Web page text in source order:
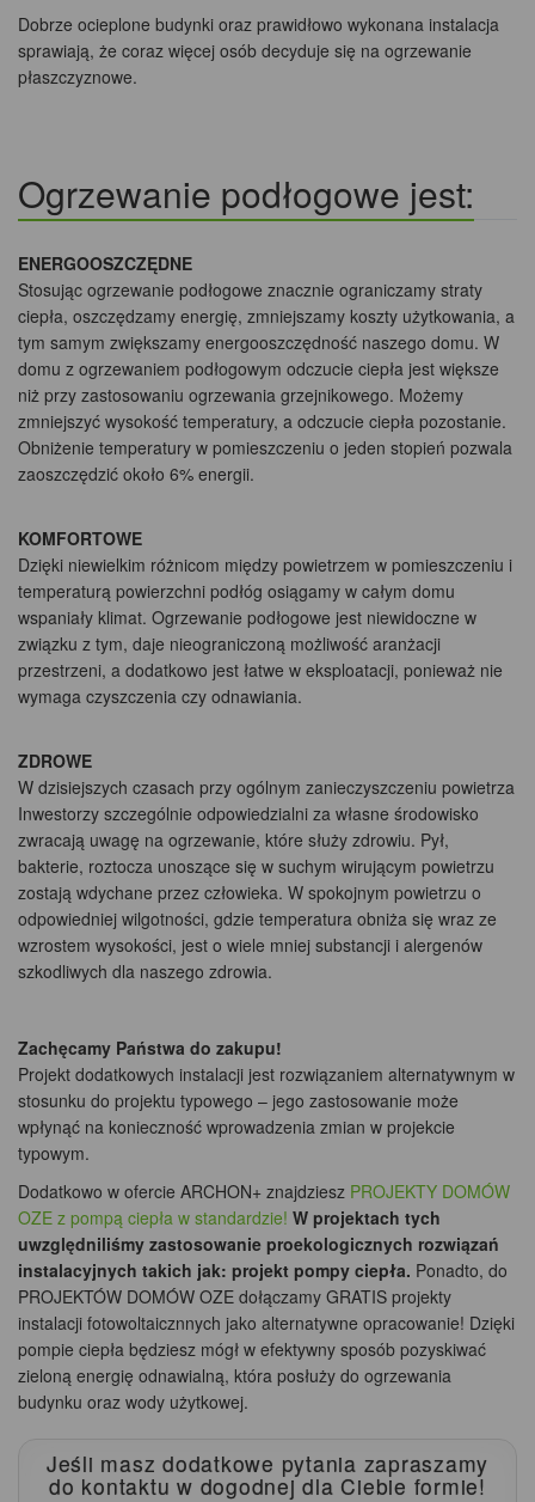
Dobrze ocieplone budynki oraz prawidłowo wykonana instalacja
sprawiają, że coraz więcej osób decyduje się na ogrzewanie
płaszczyznowe.
Ogrzewanie podłogowe jest:
ENERGOOSZCZĘDNE
Stosując ogrzewanie podłogowe znacznie ograniczamy straty
ciepła, oszczędzamy energię, zmniejszamy koszty użytkowania, a
tym samym zwiększamy energooszczędność naszego domu. W
domu z ogrzewaniem podłogowym odczucie ciepła jest większe
niż przy zastosowaniu ogrzewania grzejnikowego. Możemy
zmniejszyć wysokość temperatury, a odczucie ciepła pozostanie.
Obniżenie temperatury w pomieszczeniu o jeden stopień pozwala
zaoszczędzić około 6% energii.
KOMFORTOWE
Dzięki niewielkim różnicom między powietrzem w pomieszczeniu i
temperaturą powierzchni podłóg osiągamy w całym domu
wspaniały klimat. Ogrzewanie podłogowe jest niewidoczne w
związku z tym, daje nieograniczoną możliwość aranżacji
przestrzeni, a dodatkowo jest łatwe w eksploatacji, ponieważ nie
wymaga czyszczenia czy odnawiania.
ZDROWE
W dzisiejszych czasach przy ogólnym zanieczyszczeniu powietrza
Inwestorzy szczególnie odpowiedzialni za własne środowisko
zwracają uwagę na ogrzewanie, które służy zdrowiu. Pył,
bakterie, roztocza unoszące się w suchym wirującym powietrzu
zostają wdychane przez człowieka. W spokojnym powietrzu o
odpowiedniej wilgotności, gdzie temperatura obniża się wraz ze
wzrostem wysokości, jest o wiele mniej substancji i alergenów
szkodliwych dla naszego zdrowia.
Zachęcamy Państwa do zakupu!
Projekt dodatkowych instalacji jest rozwiązaniem alternatywnym w
stosunku do projektu typowego – jego zastosowanie może
wpłynąć na konieczność wprowadzenia zmian w projekcie
typowym.
Dodatkowo w ofercie ARCHON+ znajdziesz PROJEKTY DOMÓW
OZE z pompą ciepła w standardzie! W projektach tych
uwzględniliśmy zastosowanie proekologicznych rozwiązań
instalacyjnych takich jak: projekt pompy ciepła. Ponadto, do
PROJEKTÓW DOMÓW OZE dołączamy GRATIS projekty
instalacji fotowoltaicznnych jako alternatywne opracowanie! Dzięki
pompie ciepła będziesz mógł w efektywny sposób pozyskiwać
zieloną energię odnawialną, która posłuży do ogrzewania
budynku oraz wody użytkowej.
Jeśli masz dodatkowe pytania zapraszamy
do kontaktuw dogodnej dla Ciebie formie!